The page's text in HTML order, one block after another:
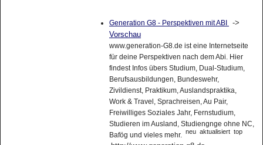
Generation G8 - Perspektiven mit ABI
->
Vorschau
www.generation-G8.de ist eine Internetseite
für deine Perspektiven nach dem Abi. Hier
findest Infos übers Studium, Dual-Studium,
Berufsausbildungen, Bundeswehr,
Zivildienst, Praktikum, Auslandspraktika,
Work & Travel, Sprachreisen, Au Pair,
Freiwilliges Soziales Jahr, Fernstudium,
Studieren im Ausland, Studiengnge ohne NC,
Bafög und vieles mehr. neu aktualisiert top